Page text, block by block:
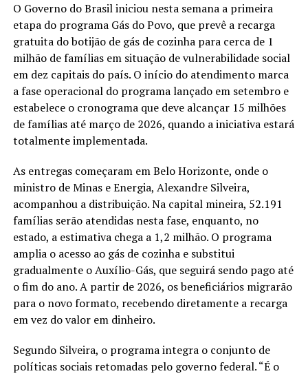
O Governo do Brasil iniciou nesta semana a primeira
etapa do programa Gás do Povo, que prevê a recarga
gratuita do botijão de gás de cozinha para cerca de 1
milhão de famílias em situação de vulnerabilidade social
em dez capitais do país. O início do atendimento marca
a fase operacional do programa lançado em setembro e
estabelece o cronograma que deve alcançar 15 milhões
de famílias até março de 2026, quando a iniciativa estará
totalmente implementada.
As entregas começaram em Belo Horizonte, onde o
ministro de Minas e Energia, Alexandre Silveira,
acompanhou a distribuição. Na capital mineira, 52.191
famílias serão atendidas nesta fase, enquanto, no
estado, a estimativa chega a 1,2 milhão. O programa
amplia o acesso ao gás de cozinha e substitui
gradualmente o Auxílio-Gás, que seguirá sendo pago até
o fim do ano. A partir de 2026, os beneficiários migrarão
para o novo formato, recebendo diretamente a recarga
em vez do valor em dinheiro.
Segundo Silveira, o programa integra o conjunto de
políticas sociais retomadas pelo governo federal. “É o